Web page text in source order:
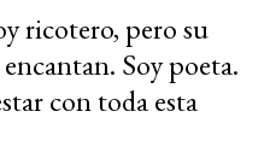
ricotero, pero su
Soy poeta.
con toda esta